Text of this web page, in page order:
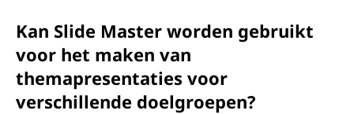
Kan Slide Master worden gebruikt
voor het maken van
themapresentaties voor
verschillende doelgroepen?